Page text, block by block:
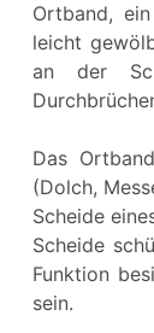
Ortband,
leicht
an der
Das
(Dolch,
Scheide
Scheide
Funktion
sein.